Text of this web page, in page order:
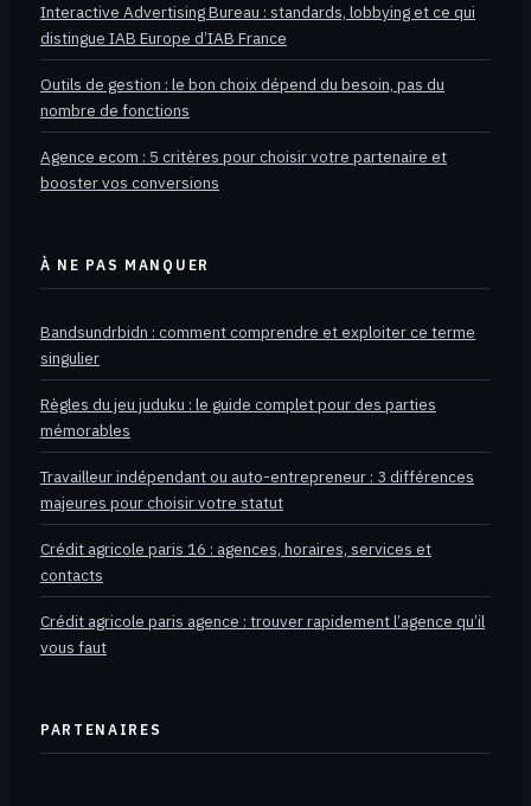
Interactive Advertising Bureau : standards, lobbying et ce qui
distingue IAB Europe d’IAB France
Outils de gestion : le bon choix dépend du besoin, pas du
nombre de fonctions
Agence ecom : 5 critères pour choisir votre partenaire et
booster vos conversions
À NE PAS MANQUER
Bandsundrbidn : comment comprendre et exploiter ce terme
singulier
Règles du jeu juduku : le guide complet pour des parties
mémorables
Travailleur indépendant ou auto-entrepreneur : 3 différences
majeures pour choisir votre statut
Crédit agricole paris 16 : agences, horaires, services et
contacts
Crédit agricole paris agence : trouver rapidement l’agence qu’il
vous faut
PARTENAIRES